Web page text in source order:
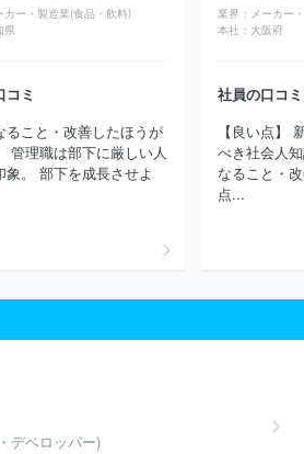
ＭＯペイメントゲートウェイ株式会社
ォテック・サービス株式会社
パーソル
プグループ
株式会社ジェイック
ディ
クルートメディカルキャリア
三菱ケミ
株式会社フロンティアインターナショナル
三菱電機エンジニアリング株式
社
京西テクノス株式会社
株式会社
グス
ケーユーホールディングス
株式会社コー
ＡＫＫＯＤｉＳコンサルティング株式会社
カー・製造業(食品・飲料)
県
コミ
ること・改善したほうが
管理職は部下に厳しい人
象。 部下を成長させよ
業界： メーカー
本社： 大阪府
社員の口コミ
【良い点】
べき社会人
なること・
点...
デベロッパー)